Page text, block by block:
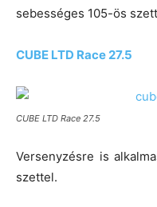
sebességes 105-ös
CUBE LTD Race 27.5
CUBE LTD Race 27.5
Versenyzésre is
szettel.